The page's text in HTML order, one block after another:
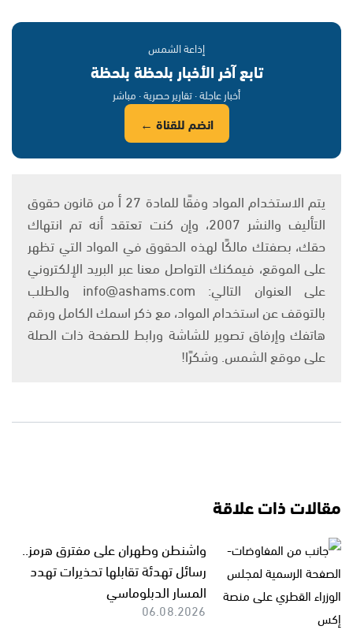
إذاعة الشمس
تابع آخر الأخبار بلحظة بلحظة
أخبار عاجلة · تقارير حصرية · مباشر
انضم للقناة ←
يتم الاستخدام المواد وفقًا للمادة 27 أ من قانون حقوق
التأليف والنشر 2007، وإن كنت تعتقد أنه تم انتهاك
حقك، بصفتك مالكًا لهذه الحقوق في المواد التي تظهر
على الموقع، فيمكنك التواصل معنا عبر البريد الإلكتروني
على العنوان التالي: info@ashams.com والطلب
بالتوقف عن استخدام المواد، مع ذكر اسمك الكامل ورقم
هاتفك وإرفاق تصوير للشاشة ورابط للصفحة ذات الصلة
على موقع الشمس. وشكرًا!
مقالات ذات علاقة
واشنطن وطهران على مفترق هرمز..
رسائل تهدئة تقابلها تحذيرات تهدد
المسار الدبلوماسي
06.08.2026